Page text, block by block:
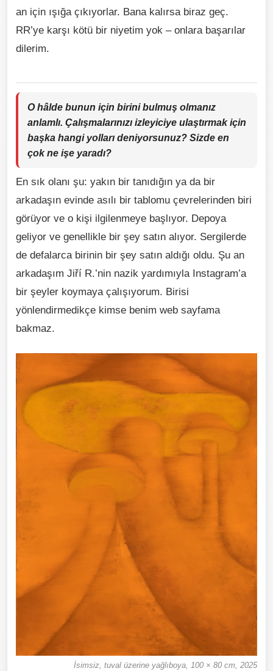
an için ışığa çıkıyorlar. Bana kalırsa biraz geç.
RR’ye karşı kötü bir niyetim yok – onlara başarılar
dilerim.
O hâlde bunun için birini bulmuş olmanız
anlamlı. Çalışmalarınızı izleyiciye ulaştırmak için
başka hangi yolları deniyorsunuz? Sizde en
çok ne işe yaradı?
En sık olanı şu: yakın bir tanıdığın ya da bir
arkadaşın evinde asılı bir tablomu çevrelerinden biri
görüyor ve o kişi ilgilenmeye başlıyor. Depoya
geliyor ve genellikle bir şey satın alıyor. Sergilerde
de defalarca birinin bir şey satın aldığı oldu. Şu an
arkadaşım Jiří R.’nin nazik yardımıyla Instagram’a
bir şeyler koymaya çalışıyorum. Birisi
yönlendirmedikçe kimse benim web sayfama
bakmaz.
İsimsiz, tuval üzerine yağlıboya, 100 × 80 cm, 2025